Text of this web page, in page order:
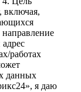
включая,
направление
работах
данных
я даю